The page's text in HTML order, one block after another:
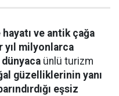
ve antik çağa
yıl milyonlarca
ünlü turizm
güzelliklerinin yanı
eşsiz